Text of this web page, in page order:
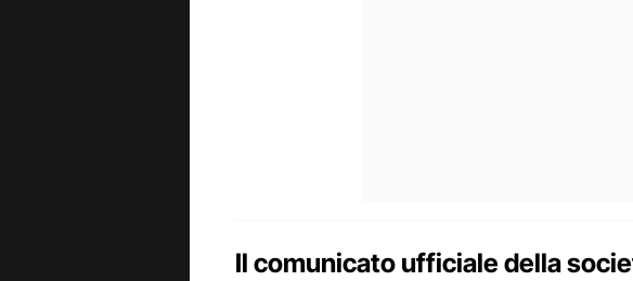
Il comunicato ufficiale della